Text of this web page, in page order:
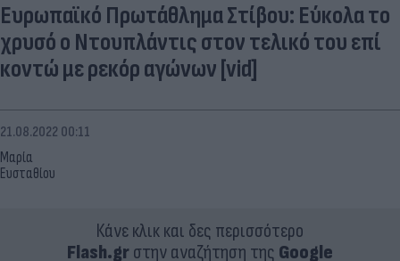
Ευρωπαϊκό Πρωτάθλημα Στίβου: Εύκολα το
χρυσό ο Ντουπλάντις στον τελικό του επί
κοντώ με ρεκόρ αγώνων [vid]
Μαρία
Ευσταθίου
21.08.2022 00:11
Κάνε κλικ και δες περισσότερο
Flash.grστην αναζήτηση της Google